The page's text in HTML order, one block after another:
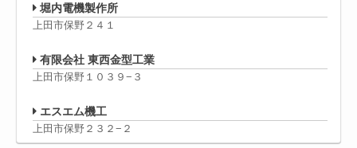
堀内電機製作所
上田市保野２４１
有限会社 東西金型工業
上田市保野１０３９−３
エスエム機工
上田市保野２３２−２